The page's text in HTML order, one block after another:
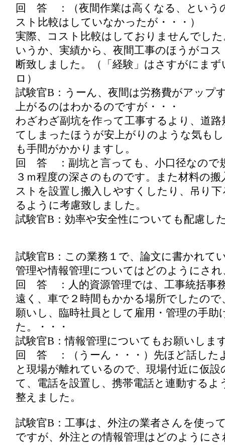
回 答 ：（夜間作業は高くなる、という
スト比較はしていなかったが・・・）
実際、コスト比較はしておりませんでし
いうか、実績から、夜間工事のほうがコ
断致しました。（「経験」はさすがにま
ロ）
試験官B：うーん、夜間は労務費がアップ
上がるのはわかるのですが・・・
わざわざ副坑を作って工事するより、道
てしまったほうが安上がりのような気も
も手間がかかりますし。
回 答 ：副坑と言っても、小口径なので
３ｍ程度の深さのものです。また材料の
ストを設置し搬入しやすくしたり、吊り
るように考慮致しました。
試験官B：効率や安全性についても配慮し
試験官B：この業務１で、論文に書かれて
管理や情報管理についてはどのようにさ
回 答 ：人的資源管理では、工事統括事
遠く、車で２時間もかかる場所でしたので
願いし、臨時社員として雇用・管理の手助
た。・・・
試験官B：情報管理についてもお願いしま
回 答 ：（うーん・・・）先ほど話した
と現場が離れているので、現場付近に仮設
て、電話を設置し、携帯電話と連動するよ
整えました。
試験官B：工事は、外注の業者さんを使っ
ですが、外注との情報管理はどのように